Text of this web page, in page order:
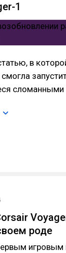
1
в
сломанными
роде
игровым